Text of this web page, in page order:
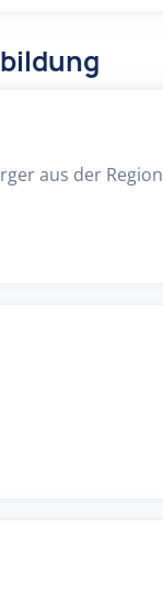
aus der Region